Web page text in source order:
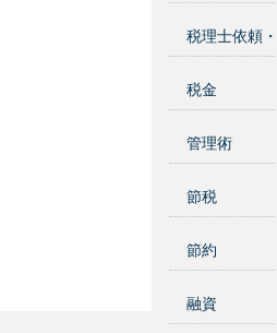
税理士依頼
税金
管理術
節税
節約
融資